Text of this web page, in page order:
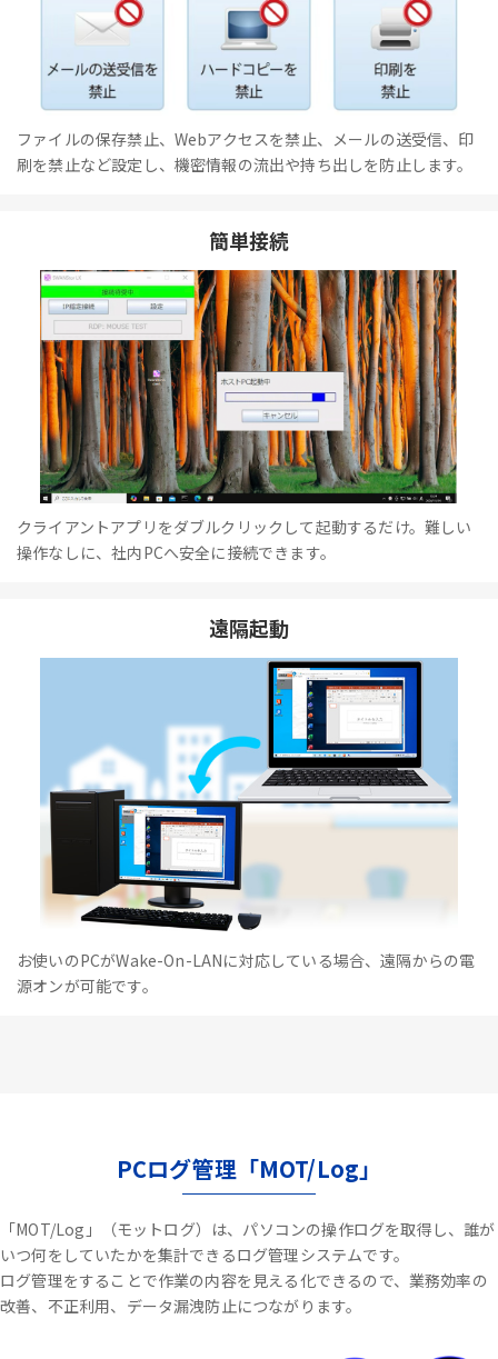
ファイルの保存禁止、Webアクセスを禁止、メールの送受信、印
刷を禁止など設定し、機密情報の流出や持ち出しを防止します。
簡単接続
クライアントアプリをダブルクリックして起動するだけ。難しい
操作なしに、社内PCへ安全に接続できます。
遠隔起動
お使いのPCがWake-On-LANに対応している場合、遠隔からの電
源オンが可能です。
PCログ管理「MOT/Log」
「MOT/Log」（モットログ）は、パソコンの操作ログを取得し、誰が
いつ何をしていたかを集計できるログ管理システムです。
ログ管理をすることで作業の内容を見える化できるので、業務効率の
改善、不正利用、データ漏洩防止につながります。